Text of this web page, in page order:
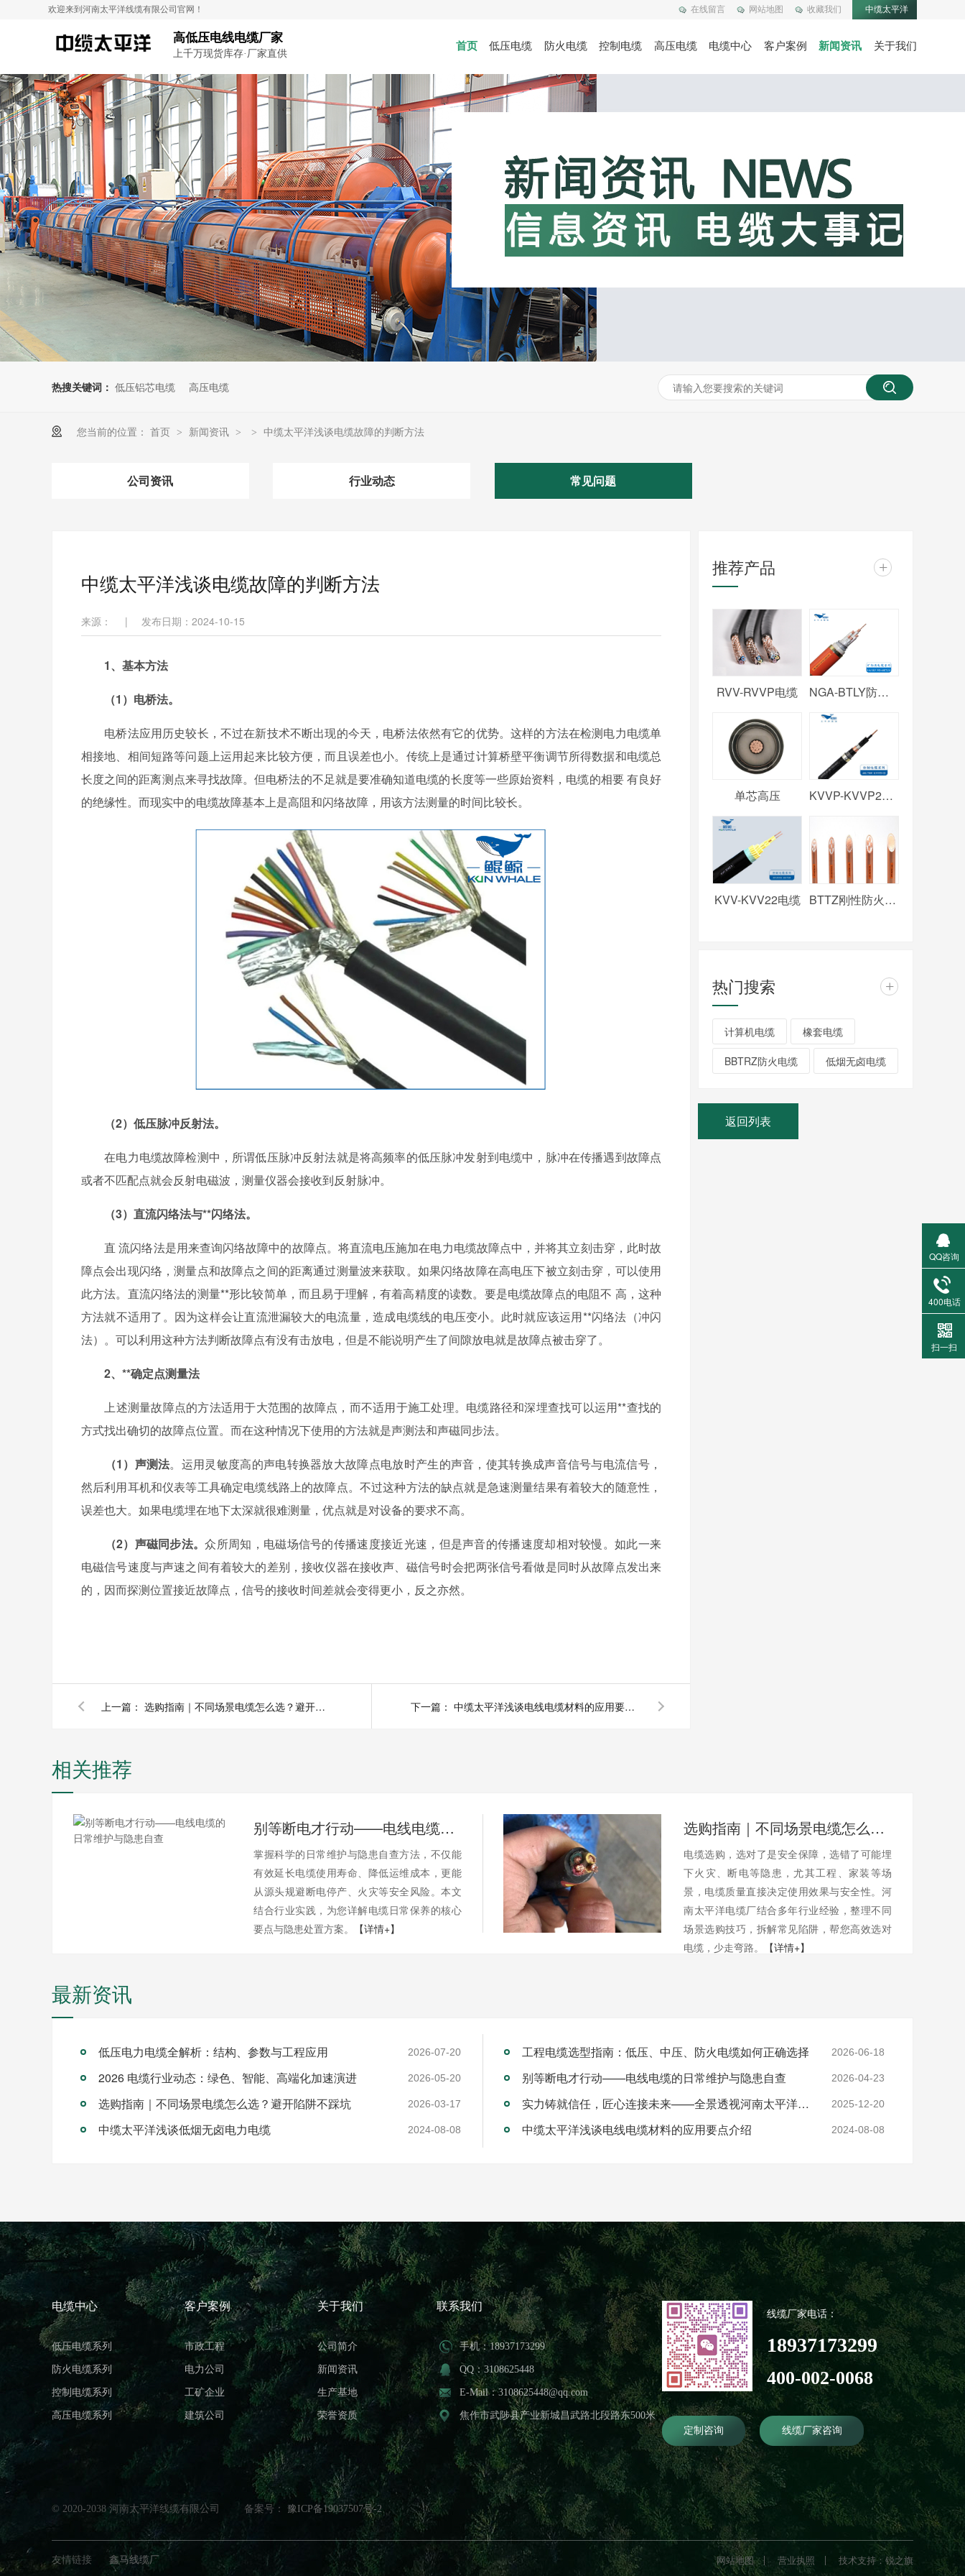
在线留言 网站地图 收藏我们 中缆太平洋
欢迎来到河南太平洋线缆有限公司官网！
高低压电线电缆厂家
上千万现货库存·厂家直供
首页 低压电缆 防火电缆 控制电缆 高压电缆 电缆中心 客户案例 新闻资讯 关于我们
热搜关键词： 低压铝芯电缆 高压电缆
您当前的位置： 首页 > 新闻资讯 > > 中缆太平洋浅谈电缆故障的判断方法
公司资讯 行业动态 常见问题
中缆太平洋浅谈电缆故障的判断方法
来源： | 发布日期：2024-10-15
1、基本方法
（1）电桥法。
电桥法应用历史较长，不过在新技术不断出现的今天，电桥法依然有它的优势。这样的方法在检测电力电缆单
相接地、相间短路等问题上运用起来比较方便，而且误差也小。传统上是通过计算桥壁平衡调节所得数据和电缆总
长度之间的距离测点来寻找故障。但电桥法的不足就是要准确知道电缆的长度等一些原始资料，电缆的相要 有良好
的绝缘性。而现实中的电缆故障基本上是高阻和闪络故障，用该方法测量的时间比较长。
（2）低压脉冲反射法。
在电力电缆故障检测中，所谓低压脉冲反射法就是将高频率的低压脉冲发射到电缆中，脉冲在传播遇到故障点
或者不匹配点就会反射电磁波，测量仪器会接收到反射脉冲。
（3）直流闪络法与**闪络法。
直 流闪络法是用来查询闪络故障中的故障点。将直流电压施加在电力电缆故障点中，并将其立刻击穿，此时故
障点会出现闪络，测量点和故障点之间的距离通过测量波来获取。如果闪络故障在高电压下被立刻击穿，可以使用
此方法。直流闪络法的测量**形比较简单，而且易于理解，有着高精度的读数。要是电缆故障点的电阻不 高，这种
方法就不适用了。因为这样会让直流泄漏较大的电流量，造成电缆线的电压变小。此时就应该运用**闪络法（冲闪
法）。可以利用这种方法判断故障点有没有击放电，但是不能说明产生了间隙放电就是故障点被击穿了。
2、**确定点测量法
上述测量故障点的方法适用于大范围的故障点，而不适用于施工处理。电缆路径和深埋查找可以运用**查找的
方式找出确切的故障点位置。而在这种情况下使用的方法就是声测法和声磁同步法。
（1）声测法。运用灵敏度高的声电转换器放大故障点电放时产生的声音，使其转换成声音信号与电流信号，
然后利用耳机和仪表等工具确定电缆线路上的故障点。不过这种方法的缺点就是急速测量结果有着较大的随意性，
误差也大。如果电缆埋在地下太深就很难测量，优点就是对设备的要求不高。
（2）声磁同步法。众所周知，电磁场信号的传播速度接近光速，但是声音的传播速度却相对较慢。如此一来
电磁信号速度与声速之间有着较大的差别，接收仪器在接收声、磁信号时会把两张信号看做是同时从故障点发出来
的，因而探测位置接近故障点，信号的接收时间差就会变得更小，反之亦然。
上一篇： 选购指南｜不同场景电缆怎么选？避开陷阱不踩坑 下一篇： 中缆太平洋浅谈电线电缆材料的应用要点介绍
推荐产品 +
RVV-RVVP电缆 NGA-BTLY防火电缆
单芯高压 KVVP-KVVP2电缆
KVV-KVV22电缆 BTTZ刚性防火电缆
热门搜索 +
计算机电缆 橡套电缆
BBTRZ防火电缆 低烟无卤电缆
返回列表
相关推荐
别等断电才行动——电线电缆的日常维护与隐患自查
掌握科学的日常维护与隐患自查方法，不仅能
有效延长电缆使用寿命、降低运维成本，更能
从源头规避断电停产、火灾等安全风险。本文
结合行业实践，为您详解电缆日常保养的核心
要点与隐患处置方案。
【详情+】
选购指南｜不同场景电缆怎么选？避开陷阱不踩坑
电缆选购，选对了是安全保障，选错了可能埋
下火灾、断电等隐患，尤其工程、家装等场
景，电缆质量直接决定使用效果与安全性。河
南太平洋电缆厂结合多年行业经验，整理不同
场景选购技巧，拆解常见陷阱，帮您高效选对
电缆，少走弯路。
【详情+】
最新资讯
低压电力电缆全解析：结构、参数与工程应用 2026-07-20 工程电缆选型指南：低压、中压、防火电缆如何正确选择 2026-06-18
2026 电缆行业动态：绿色、智能、高端化加速演进 2026-05-20 别等断电才行动——电线电缆的日常维护与隐患自查 2026-04-23
选购指南｜不同场景电缆怎么选？避开陷阱不踩坑 2026-03-17 实力铸就信任，匠心连接未来——全景透视河南太平洋电缆厂 2025-12-20
中缆太平洋浅谈低烟无卤电力电缆 2024-08-08 中缆太平洋浅谈电线电缆材料的应用要点介绍 2024-08-08
电缆中心
低压电缆系列
防火电缆系列
控制电缆系列
高压电缆系列
客户案例
市政工程
电力公司
工矿企业
建筑公司
关于我们
公司简介
新闻资讯
生产基地
荣誉资质
© 2020-2038 河南太平洋线缆有限公司 备案号： 豫ICP备19037507号-2
联系我们
手机：18937173299
QQ：3108625448
E-Mail：3108625448@qq.com
焦作市武陟县产业新城昌武路北段路东500米
线缆厂家电话：
18937173299
400-002-0068
定制咨询 线缆厂家咨询
网站地图 营业执照 技术支持：锐之旗
友情链接 鑫马线缆厂
QQ咨询
400电话
扫一扫